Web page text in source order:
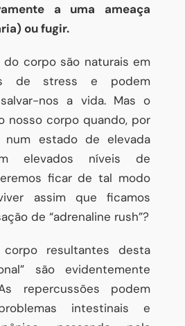
a uma ameaça
ou fugir.
do corpo são naturais em
de stress e podem
nos a vida. Mas o
nosso corpo quando, por
num estado de elevada
elevados níveis de
ficar de tal modo
assim que ficamos
de “adrenaline rush”?
resultantes desta
são evidentemente
repercussões podem
intestinais e